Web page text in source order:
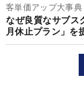
客単価アップ大事典
なぜ良質なサブス
月休止プラン」を